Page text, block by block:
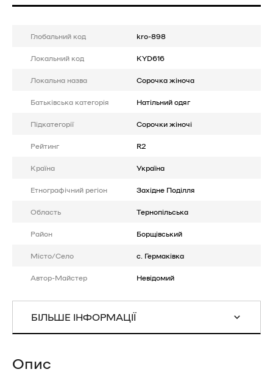
Глобальний код kro-898
Локальний код KYD616
Локальна назва Сорочка жіноча
Батькiвська категорія Натільний одяг
Підкатегорії Сорочки жіночі
Рейтинг R2
Країна Україна
Етнографічний регіон Західне Поділля
Область Тернопільська
Район Борщівський
Місто/Село с. Гермаківка
Автор-Майстер Невідомий
БІЛЬШЕ ІНФОРМАЦІЇ
Опис